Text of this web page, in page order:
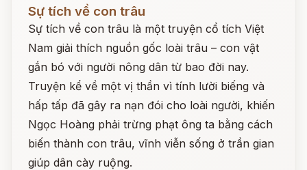
Sự tích về con trâu
Sự tích về con trâu là một truyện cổ tích Việt
Nam giải thích nguồn gốc loài trâu – con vật
gắn bó với người nông dân từ bao đời nay.
Truyện kể về một vị thần vì tính lười biếng và
hấp tấp đã gây ra nạn đói cho loài người, khiến
Ngọc Hoàng phải trừng phạt ông ta bằng cách
biến thành con trâu, vĩnh viễn sống ở trần gian
giúp dân cày ruộng.